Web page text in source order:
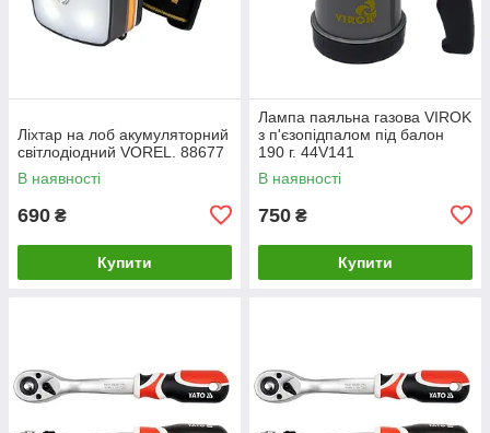
Ліхтар на лоб акумуляторний
світлодіодний VOREL. 88677
В наявності
690 ₴
Купити
Лампа паяльна газова VIROK
з п'єзопідпалом під балон
190 г. 44V141
В наявності
750 ₴
Купити